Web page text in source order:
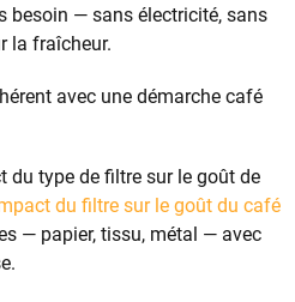
besoin — sans électricité, sans
la fraîcheur.
avec une démarche café
du type de filtre sur le goût de
du filtre sur le goût du café
— papier, tissu, métal — avec